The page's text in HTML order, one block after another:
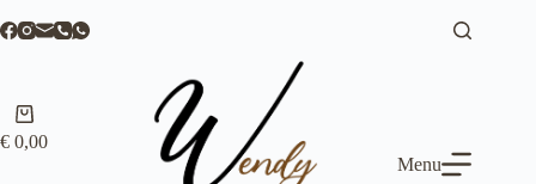
naar
Winkelwagen
€ 0,00
Menu